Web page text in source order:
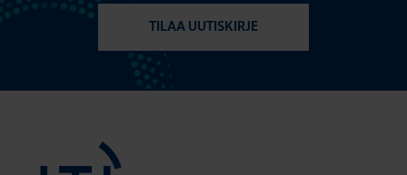
TILAA UUTISKIRJE